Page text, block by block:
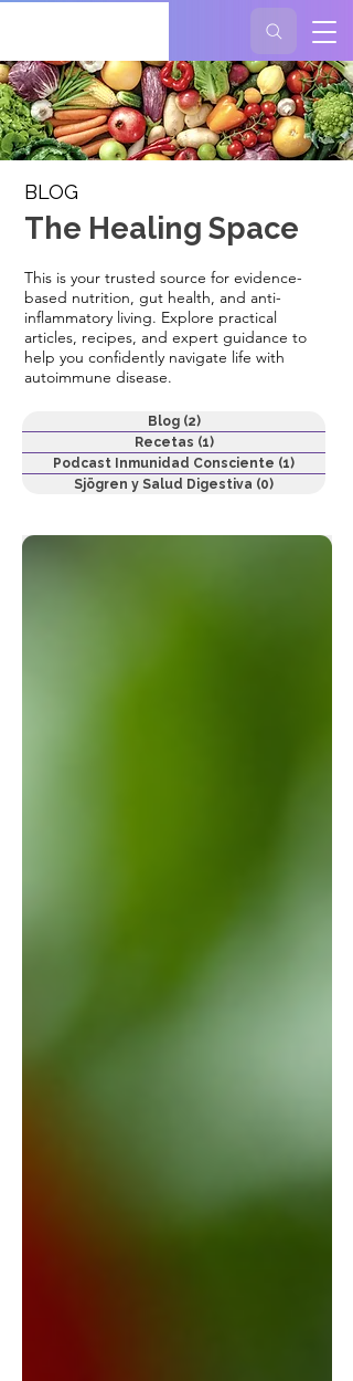
BLOG
The Healing Space
This is your trusted source for evidence-
based nutrition, gut health, and anti-
inflammatory living. Explore practical
articles, recipes, and expert guidance to
help you confidently navigate life with
autoimmune disease.
Blog (2)2 entradas
Recetas (1)1 entrada
Podcast Inmunidad Consciente (1)
Sjögren y Salud Digestiva (0)